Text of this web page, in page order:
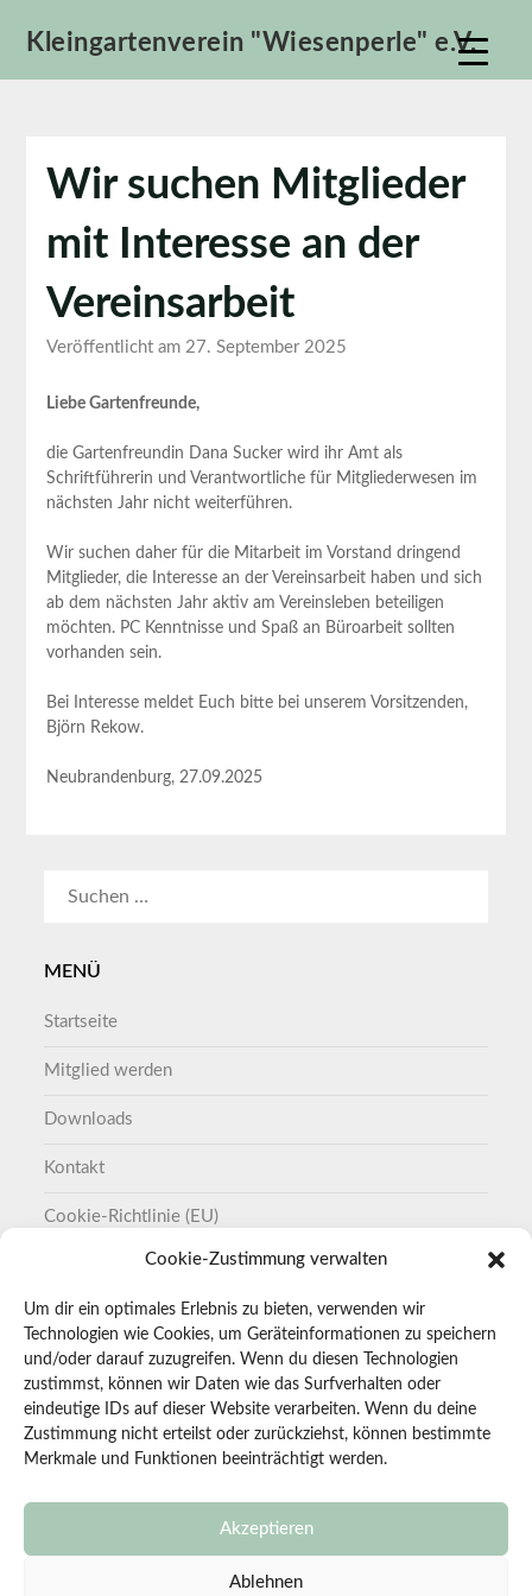
Cookie-Zustimmung verwalten
Um dir ein optimales Erlebnis zu bieten, verwenden wir
Technologien wie Cookies, um Geräteinformationen zu speichern
und/oder darauf zuzugreifen. Wenn du diesen Technologien
zustimmst, können wir Daten wie das Surfverhalten oder
eindeutige IDs auf dieser Website verarbeiten. Wenn du deine
Zustimmung nicht erteilst oder zurückziehst, können bestimmte
Merkmale und Funktionen beeinträchtigt werden.
Akzeptieren
Ablehnen
content
Kleingartenverein "Wiesenperle" e.V.
Wir suchen Mitglieder
mit Interesse an der
Vereinsarbeit
Veröffentlicht am 27. September 2025
Liebe Gartenfreunde,
die Gartenfreundin Dana Sucker wird ihr Amt als
Schriftführerin und Verantwortliche für Mitgliederwesen im
nächsten Jahr nicht weiterführen.
Wir suchen daher für die Mitarbeit im Vorstand dringend
Mitglieder, die Interesse an der Vereinsarbeit haben und sich
ab dem nächsten Jahr aktiv am Vereinsleben beteiligen
möchten. PC Kenntnisse und Spaß an Büroarbeit sollten
vorhanden sein.
Bei Interesse meldet Euch bitte bei unserem Vorsitzenden,
Björn Rekow.
Neubrandenburg, 27.09.2025
MENÜ
Startseite
Mitglied werden
Downloads
Kontakt
Cookie-Richtlinie (EU)
Datenschutzerklärung
Impressum
Einladung Mitgliederversammlung KGV Wiesenperle e.
V.
1. Juni 2026
Unterstützung im Vorstand gesucht